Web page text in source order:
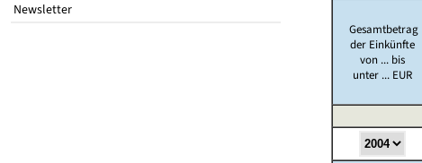
Newsletter
Gesamtbetrag
der Einkünfte
von ... bis
unter ... EUR